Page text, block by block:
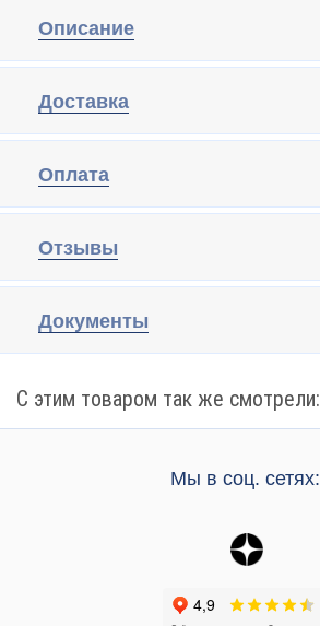
Описание
Доставка
Оплата
Отзывы
Документы
С этим товаром так же смотрели:
Мы в соц. сетях: